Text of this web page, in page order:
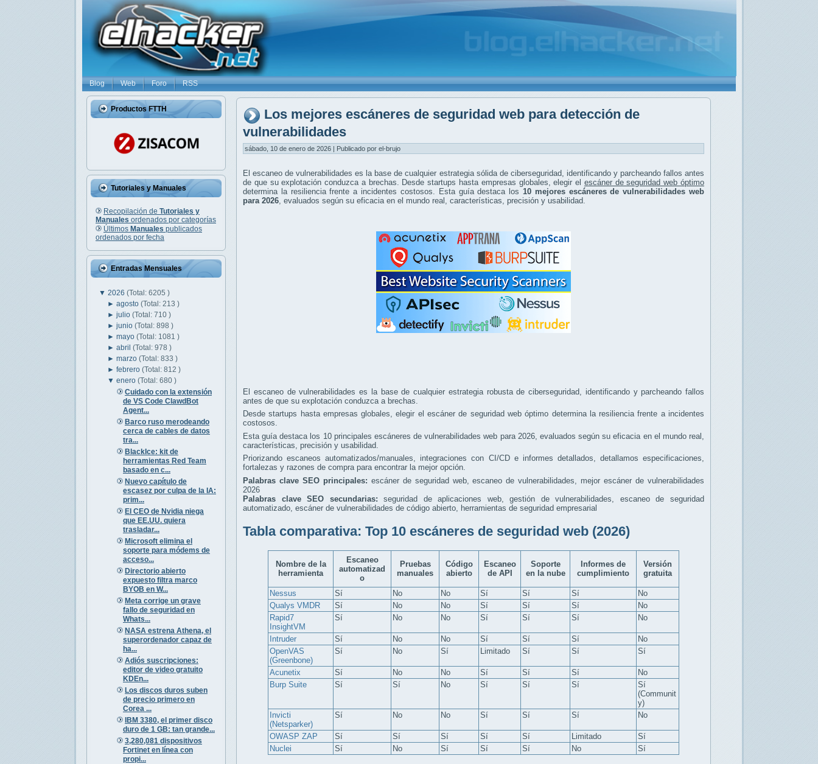
Blog Web Foro RSS
Productos FTTH
Tutoriales y Manuales
Recopilación de Tutoriales y
Manuales ordenados por categorías
Últimos Manuales publicados
ordenados por fecha
Entradas Mensuales
▼ 2026 (Total: 6205 )
►agosto(Total: 213 )
►julio(Total: 710 )
►junio(Total: 898 )
►mayo(Total: 1081 )
►abril(Total: 978 )
►marzo(Total: 833 )
►febrero(Total: 812 )
▼enero(Total: 680 )
Cuidado con la extensión
de VS Code ClawdBot
Agent...
Barco ruso merodeando
cerca de cables de datos
tra...
BlackIce: kit de
herramientas Red Team
basado en c...
Nuevo capítulo de
escasez por culpa de la IA:
prim...
El CEO de Nvidia niega
que EE.UU. quiera
trasladar...
Microsoft elimina el
soporte para módems de
acceso...
Directorio abierto
expuesto filtra marco
BYOB en W...
Meta corrige un grave
fallo de seguridad en
Whats...
NASA estrena Athena, el
superordenador capaz de
ha...
Adiós suscripciones:
editor de video gratuito
KDEn...
Los discos duros suben
de precio primero en
Corea ...
IBM 3380, el primer disco
duro de 1 GB: tan grande...
3,280,081 dispositivos
Fortinet en línea con
propi...
Los mejores escáneres de seguridad web para detección de
vulnerabilidades
sábado, 10 de enero de 2026 | Publicado por el-brujo
El escaneo de vulnerabilidades es la base de cualquier estrategia sólida de ciberseguridad, identificando y parcheando fallos antes
de que su explotación conduzca a brechas. Desde startups hasta empresas globales, elegir el escáner de seguridad web óptimo
determina la resiliencia frente a incidentes costosos. Esta guía destaca los 10 mejores escáneres de vulnerabilidades web
para 2026 , evaluados según su eficacia en el mundo real, características, precisión y usabilidad.
El escaneo de vulnerabilidades es la base de cualquier estrategia robusta de ciberseguridad, identificando y parcheando fallos
antes de que su explotación conduzca a brechas.
Desde startups hasta empresas globales, elegir el escáner de seguridad web óptimo determina la resiliencia frente a incidentes
costosos.
Esta guía destaca los 10 principales escáneres de vulnerabilidades web para 2026, evaluados según su eficacia en el mundo real,
características, precisión y usabilidad.
Priorizando escaneos automatizados/manuales, integraciones con CI/CD e informes detallados, detallamos especificaciones,
fortalezas y razones de compra para encontrar la mejor opción.
Palabras clave SEO principales: escáner de seguridad web, escaneo de vulnerabilidades, mejor escáner de vulnerabilidades
2026
Palabras clave SEO secundarias: seguridad de aplicaciones web, gestión de vulnerabilidades, escaneo de seguridad
automatizado, escáner de vulnerabilidades de código abierto, herramientas de seguridad empresarial
Tabla comparativa: Top 10 escáneres de seguridad web (2026)
Nombre de la
herramienta
Escaneo
automatizad
o
Pruebas
manuales
Código
abierto
Escaneo
de API
Soporte
en la nube
Informes de
cumplimiento
Versión
gratuita
Nessus Sí No No Sí Sí Sí
No
Qualys VMDR
Sí No No Sí Sí Sí
No
Rapid7
InsightVM
Sí No No Sí Sí Sí No
Intruder Sí No No Sí Sí Sí
No
OpenVAS
(Greenbone)
Sí No Sí Limitado Sí Sí Sí
Acunetix Sí No No Sí Sí Sí
No
Burp Suite
Sí Sí No Sí Sí Sí
Sí
(Communit
y)
Invicti
(Netsparker)
Sí No No Sí Sí Sí No
OWASP ZAP Sí Sí Sí Sí Sí Limitado
Sí
Nuclei
Sí No Sí Sí Sí No Sí